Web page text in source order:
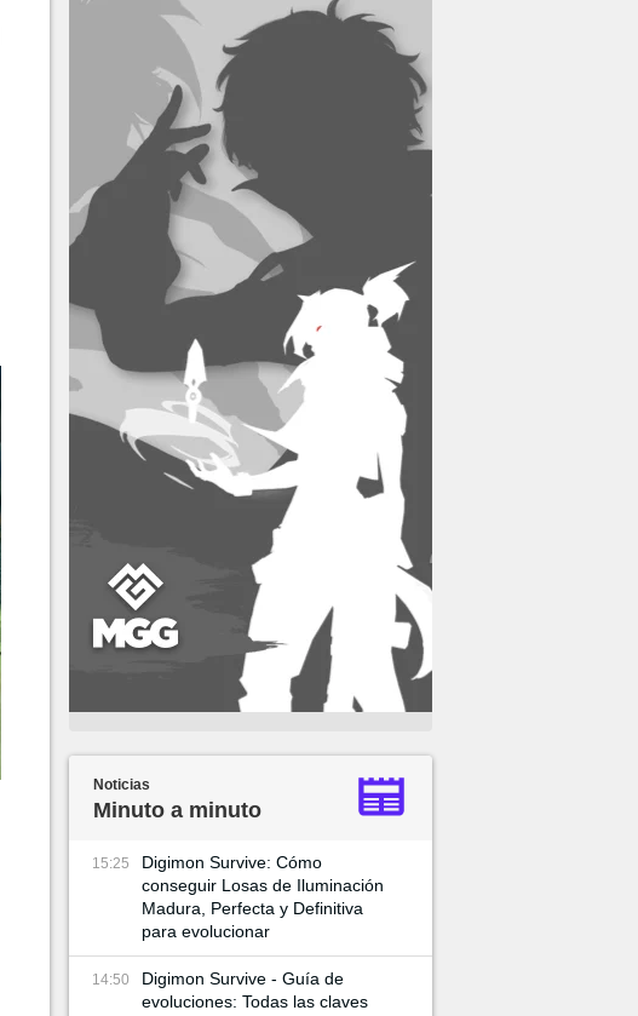
Noticias
Minuto a minuto
15:25
Digimon Survive: Cómo
conseguir Losas de Iluminación
Madura, Perfecta y Definitiva
para evolucionar
14:50
Digimon Survive - Guía de
evoluciones: Todas las claves